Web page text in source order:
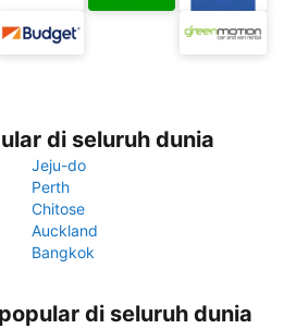
di seluruh dunia
Jeju-do
Perth
Chitose
Auckland
Bangkok
di seluruh dunia